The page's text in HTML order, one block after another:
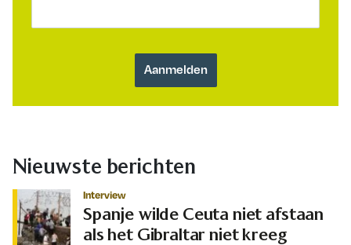
Nieuwste berichten
Interview
Spanje wilde Ceuta niet afstaan
als het Gibraltar niet kreeg